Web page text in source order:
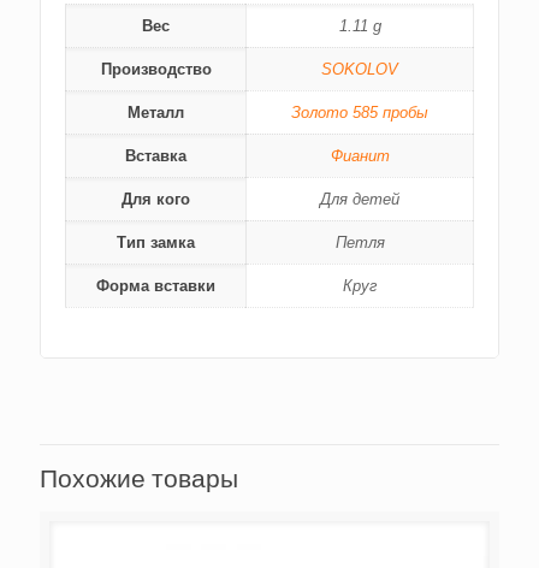
Вес 1.11 g
Производство SOKOLOV
Металл Золото 585 пробы
Вставка Фианит
Для кого Для детей
Тип замка Петля
Форма вставки Круг
Похожие товары